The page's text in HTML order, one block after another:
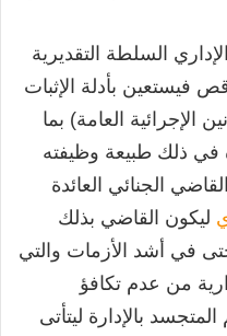
السلطة التقديرية
فيستعين بأدلة الإثبات
الإجرائية العامة) بما
في ذلك طبيعة وظيفته
الجنائي العائدة
ليكون القاضي بذلك
في أشد الأزمات والتي
من عدم تكافؤ
بالإدارة ليتأتى